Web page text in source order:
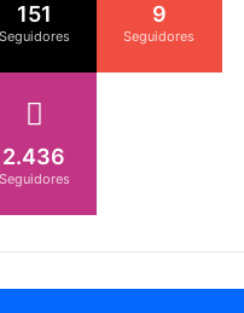
151
Seguidores
9
Seguidores
2.436
Seguidores